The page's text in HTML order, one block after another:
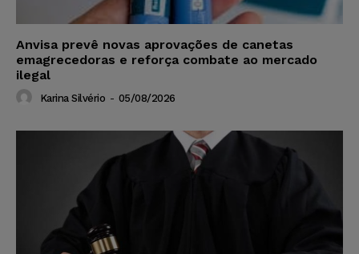
Anvisa prevê novas aprovações de canetas
emagrecedoras e reforça combate ao mercado
ilegal
Karina Silvério - 05/08/2026